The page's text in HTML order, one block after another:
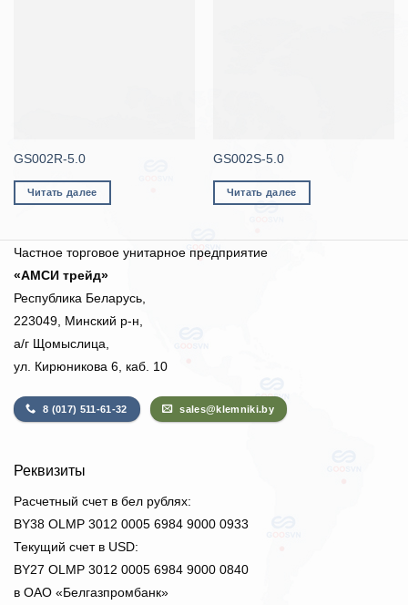
GS002R-5.0
Читать далее
GS002S-5.0
Читать далее
Частное торговое унитарное предприятие
«АМСИ трейд»
Республика Беларусь,
223049, Минский р-н,
а/г Щомыслица,
ул. Кирюникова 6, каб. 10
8 (017) 511-61-32 sales@klemniki.by
Реквизиты
Расчетный счет в бел рублях:
BY38 OLMP 3012 0005 6984 9000 0933
Текущий счет в USD:
BY27 OLMP 3012 0005 6984 9000 0840
в ОАО «Белгазпромбанк»